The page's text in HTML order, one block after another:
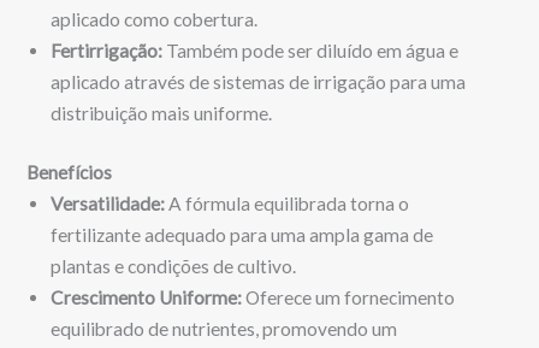
aplicado como cobertura.
Fertirrigação: Também pode ser diluído em água e
aplicado através de sistemas de irrigação para uma
distribuição mais uniforme.
Benefícios
Versatilidade:A fórmula equilibrada torna o
fertilizante adequado para uma ampla gama de
plantas e condições de cultivo.
Crescimento Uniforme:Oferece um fornecimento
equilibrado de nutrientes, promovendo um